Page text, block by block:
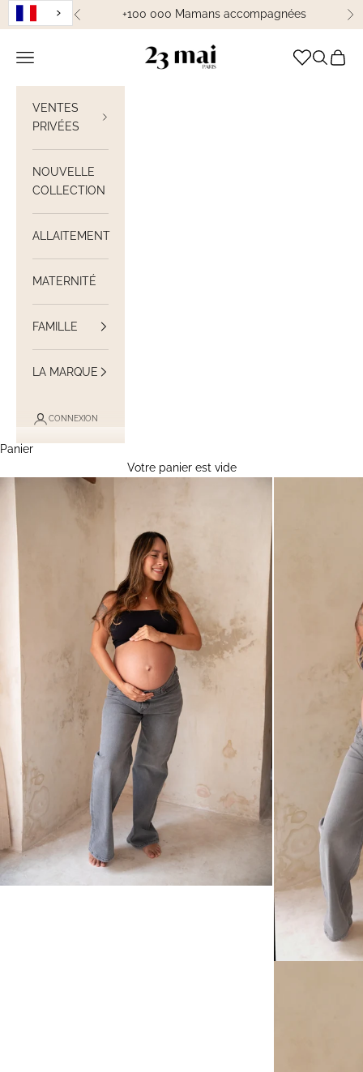
Passer au contenu
Précédent+100 000 Mamans accompagnées
23 Mai Paris
Ouvrir la navigation Ouvrir la
Voir
VENTES
PRIVÉES
NOUVELLE
COLLECTION
ALLAITEMENT
MATERNITÉ
FAMILLE
LA MARQUE
CONNEXION
Panier
Votre panier est vide